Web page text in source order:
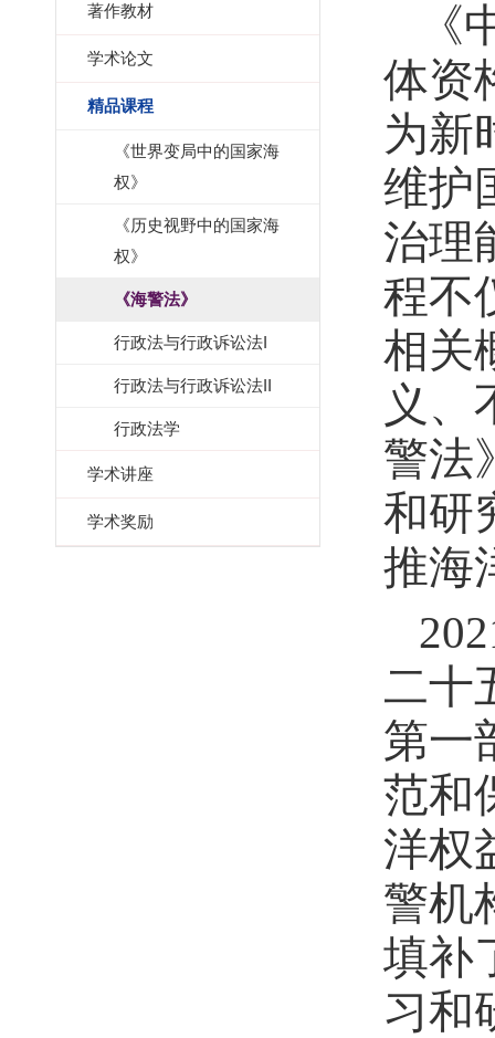
著作教材
学术论文
精品课程
《世界变局中的国家海
权》
《历史视野中的国家海
权》
《海警法》
行政法与行政诉讼法I
行政法与行政诉讼法II
行政法学
学术讲座
学术奖励
体资
为新
维护
治理
程不
相关
义、
警法
和研
推海
二十
第一
范和
洋权
警机
填补
习和